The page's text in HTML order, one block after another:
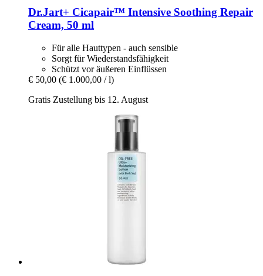
Dr.Jart+ Cicapair™ Intensive Soothing Repair
Cream, 50 ml
Für alle Hauttypen - auch sensible
Sorgt für Wiederstandsfähigkeit
Schützt vor äußeren Einflüssen
€ 50,00 (€ 1.000,00 / l)
Gratis Zustellung bis 12. August